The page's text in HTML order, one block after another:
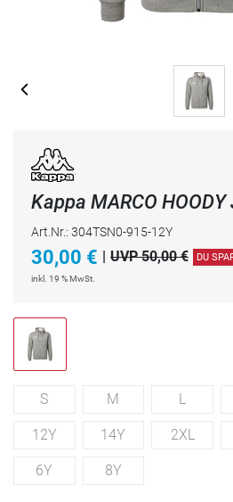
Kappa MARCO HOODY
Art.Nr.: 304TSN0-915-12Y
30,00 € UVP 50,00 € DU
inkl. 19 % MwSt.
S M L
12Y 14Y 2XL
6Y 8Y